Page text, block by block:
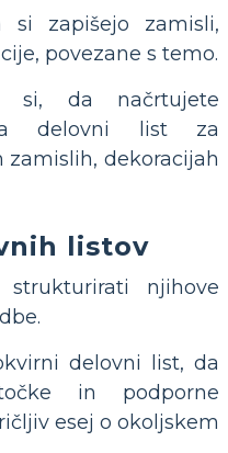
si zapišejo zamisli,
povezane s temo.
si, da načrtujete
delovni list za
dekoracijah
listov
strukturirati njihove
delovni list, da
in podporne
esej o okoljskem